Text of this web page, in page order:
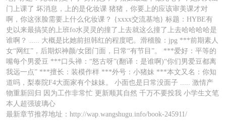
门上课了 坏消息，上的是化妆课 猪猪，你要上的应该审美课才对
啊，你这张脸需要上什么化妆课？ {xxxx交流基地} 标题：HYBE有
史以来最搞笑的上班fo水灵灵的撞了上去就这么撞了上去哈哈哈哈是
谁啊？ ..... 大概是比她前担韩红的程度吧。滑稽脸：jpg ***前期素人
女“网红”，后期炽神颜/女团门面，日常“有节目”。 ***爱好：平等的
嘴每个男爱豆 ***口头禅：“怒古呀”(翻译：是谁啊)“你们男爱豆都离
我远一点” ***擅长：装模作样 ***外号：小猪妹 ***本文又名：你知
道吗，梨泰院F4大面家有个妹妹。 小面也是日常没面子 ..... 激情产
物重新回归 因为工作非常忙 更新顺其自然 千万不要投我 小学生文笔
本人超强玻璃心
最新章节推荐地址：http://wap.wangshugu.info/book-245911/